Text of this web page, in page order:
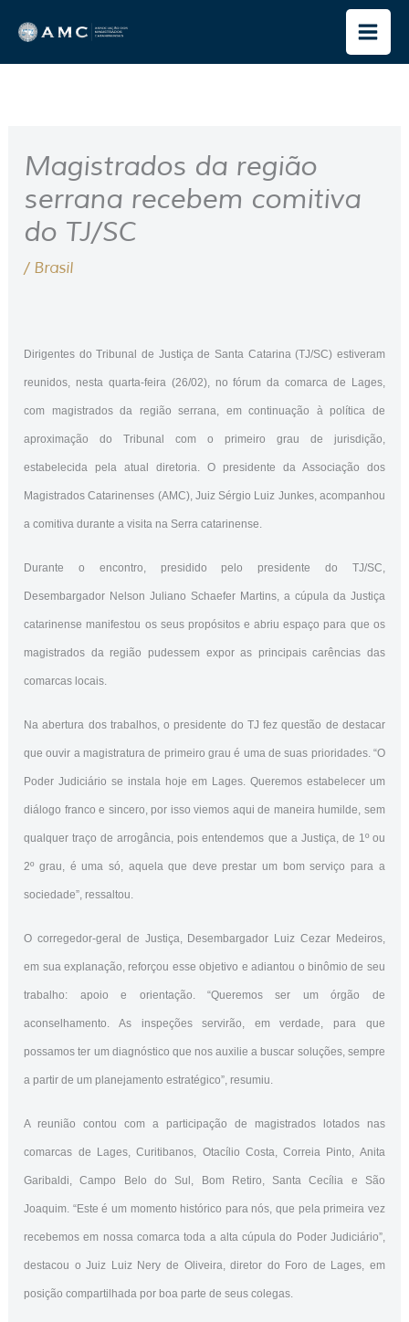
para
o
Magistrados da região
serrana recebem comitiva
do TJ/SC
/ Brasil
Dirigentes do Tribunal de Justiça de Santa Catarina (TJ/SC) estiveram
reunidos, nesta quarta-feira (26/02), no fórum da comarca de Lages,
com magistrados da região serrana, em continuação à política de
aproximação do Tribunal com o primeiro grau de jurisdição,
estabelecida pela atual diretoria. O presidente da Associação dos
Magistrados Catarinenses (AMC), Juiz Sérgio Luiz Junkes, acompanhou
a comitiva durante a visita na Serra catarinense.
Durante o encontro, presidido pelo presidente do TJ/SC,
Desembargador Nelson Juliano Schaefer Martins, a cúpula da Justiça
catarinense manifestou os seus propósitos e abriu espaço para que os
magistrados da região pudessem expor as principais carências das
comarcas locais.
Na abertura dos trabalhos, o presidente do TJ fez questão de destacar
que ouvir a magistratura de primeiro grau é uma de suas prioridades. “O
Poder Judiciário se instala hoje em Lages. Queremos estabelecer um
diálogo franco e sincero, por isso viemos aqui de maneira humilde, sem
qualquer traço de arrogância, pois entendemos que a Justiça, de 1º ou
2º grau, é uma só, aquela que deve prestar um bom serviço para a
sociedade”, ressaltou.
O corregedor-geral de Justiça, Desembargador Luiz Cezar Medeiros,
em sua explanação, reforçou esse objetivo e adiantou o binômio de seu
trabalho: apoio e orientação. “Queremos ser um órgão de
aconselhamento. As inspeções servirão, em verdade, para que
possamos ter um diagnóstico que nos auxilie a buscar soluções, sempre
a partir de um planejamento estratégico”, resumiu.
A reunião contou com a participação de magistrados lotados nas
comarcas de Lages, Curitibanos, Otacílio Costa, Correia Pinto, Anita
Garibaldi, Campo Belo do Sul, Bom Retiro, Santa Cecília e São
Joaquim. “Este é um momento histórico para nós, que pela primeira vez
recebemos em nossa comarca toda a alta cúpula do Poder Judiciário”,
destacou o Juiz Luiz Nery de Oliveira, diretor do Foro de Lages, em
posição compartilhada por boa parte de seus colegas.